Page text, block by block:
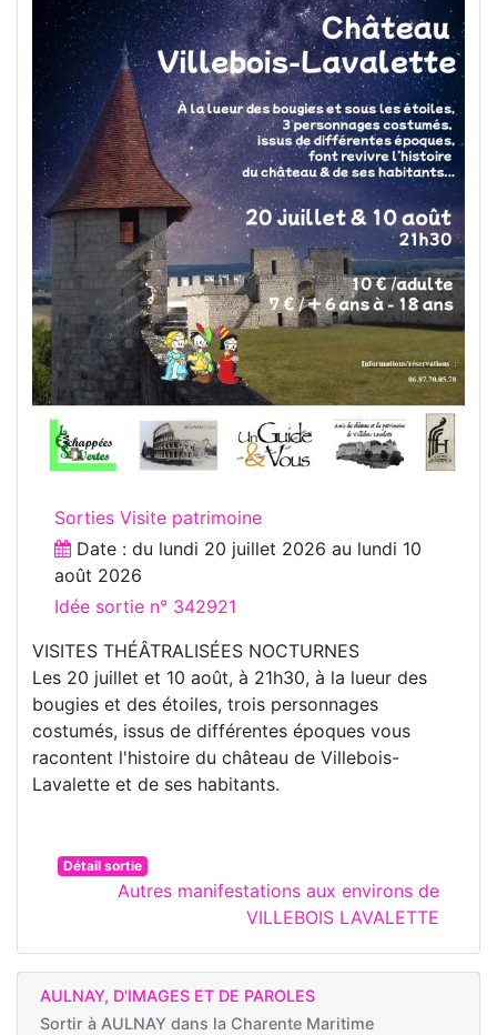
Sorties Visite patrimoine
Date : du lundi 20 juillet 2026 au lundi 10
août 2026
Idée sortie n° 342921
VISITES THÉÂTRALISÉES NOCTURNES
Les 20 juillet et 10 août, à 21h30, à la lueur des
bougies et des étoiles, trois personnages
costumés, issus de différentes époques vous
racontent l'histoire du château de Villebois-
Lavalette et de ses habitants.
Détail sortie
Autres manifestations aux environs de
VILLEBOIS LAVALETTE
AULNAY, D'IMAGES ET DE PAROLES
Sortir à AULNAY dans la Charente Maritime